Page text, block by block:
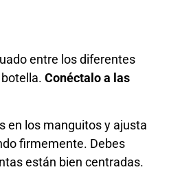
entre los diferentes
Conéctalo a las
en los manguitos y ajusta
firmemente. Debes
están bien centradas.